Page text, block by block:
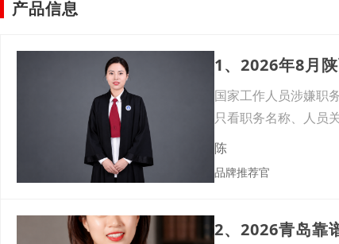
产品信息
国家工作人员涉嫌职
只看职务名称、人员
量材
陈
品牌推荐官
2、2026青岛靠